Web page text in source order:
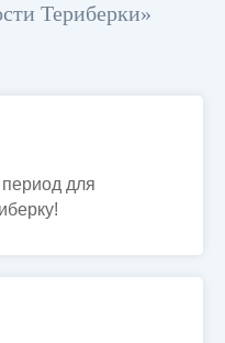
Териберки»
для